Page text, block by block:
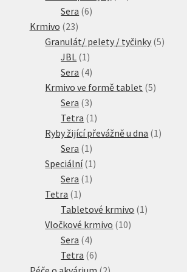
Sera 66
Krmivo 2323
produktů
Granulát/ pelety / tyčinky 55
JBL 1 1
produkt
Sera 44
produkty
Krmivo ve formě tablet 55
Sera 33
produkty
Tetra 1 1
produkt
Ryby žijící převážně u dna 1 1
Sera 1 1
produkt
Speciální 1 1
Sera 1 1
Tetra 1 1
produkt
Tabletové krmivo 1 1
Vločkové krmivo 1010
Sera 44
produkty
Tetra 66
produktů
2